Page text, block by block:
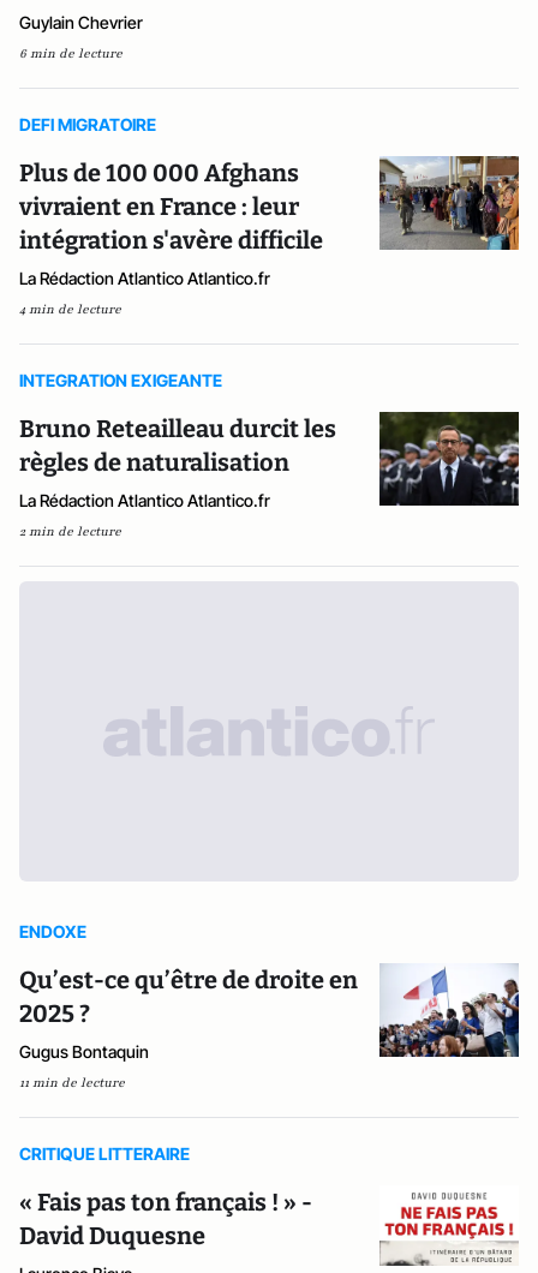
Guylain Chevrier
6 min de lecture
DEFI MIGRATOIRE
Plus de 100 000 Afghans
vivraient en France : leur
intégration s'avère difficile
La Rédaction Atlantico Atlantico.fr
4 min de lecture
INTEGRATION EXIGEANTE
Bruno Reteailleau durcit les
règles de naturalisation
La Rédaction Atlantico Atlantico.fr
2 min de lecture
ENDOXE
Qu’est-ce qu’être de droite en
2025 ?
Gugus Bontaquin
11 min de lecture
CRITIQUE LITTERAIRE
« Fais pas ton français ! » -
David Duquesne